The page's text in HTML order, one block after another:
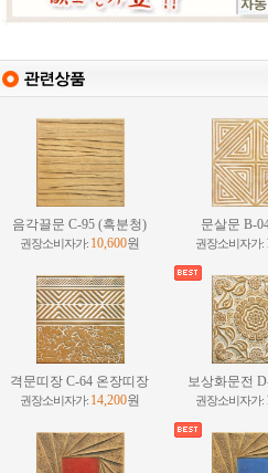
음각끌문 C-95 (흑분청)
권장소비자가: 10,600원
문살문 B-
권장소비자가:
격문띠장 C-64 온장띠장
권장소비자가: 14,200원
보상화문전
권장소비자가: